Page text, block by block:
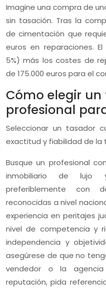
Imagine una compra de
sin tasación. Tras la
de cimentación que
euros en reparaciones.
5%) más los costes de
de 175.000 euros para el
Cómo elegir
profesional
Seleccionar un tasador
exactitud y fiabilidad de la
Busque un profesional
inmobiliario de lujo
preferiblemente con
reconocidas a nivel
experiencia en peritajes
nivel de competencia y
independencia y
asegúrese de que no
vendedor o la agencia
reputación, pida